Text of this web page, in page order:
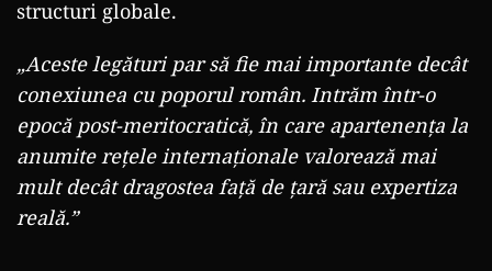
structuri globale.
„Aceste legături par să fie mai importante decât
conexiunea cu poporul român. Intrăm într-o
epocă post-meritocratică, în care apartenența la
anumite rețele internaționale valorează mai
mult decât dragostea față de țară sau expertiza
reală.”